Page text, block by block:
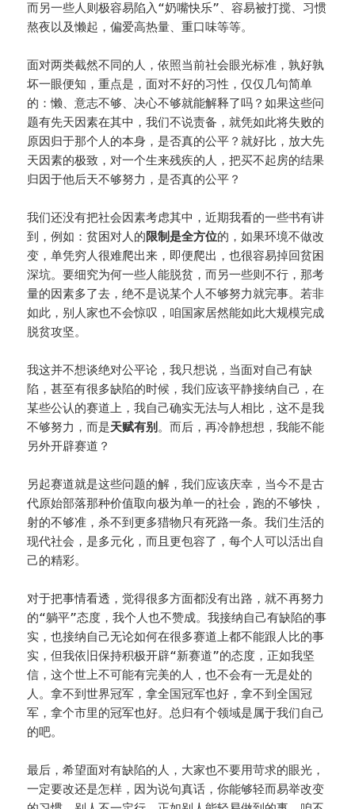
而另一些人则极容易陷入“奶嘴快乐”、容易被打搅、习惯
熬夜以及懒起，偏爱高热量、重口味等等。
面对两类截然不同的人，依照当前社会眼光标准，孰好孰
坏一眼便知，重点是，面对不好的习性，仅仅几句简单
的：懒、意志不够、决心不够就能解释了吗？如果这些问
题有先天因素在其中，我们不说责备，就凭如此将失败的
原因归于那个人的本身，是否真的公平？就好比，放大先
天因素的极致，对一个生来残疾的人，把买不起房的结果
归因于他后天不够努力，是否真的公平？
我们还没有把社会因素考虑其中，近期我看的一些书有讲
到，例如：贫困对人的限制是全方位的，如果环境不做改
变，单凭穷人很难爬出来，即便爬出，也很容易掉回贫困
深坑。要细究为何一些人能脱贫，而另一些则不行，那考
量的因素多了去，绝不是说某个人不够努力就完事。若非
如此，别人家也不会惊叹，咱国家居然能如此大规模完成
脱贫攻坚。
我这并不想谈绝对公平论，我只想说，当面对自己有缺
陷，甚至有很多缺陷的时候，我们应该平静接纳自己，在
某些公认的赛道上，我自己确实无法与人相比，这不是我
不够努力，而是天赋有别 。而后，再冷静想想，我能不能
另外开辟赛道？
另起赛道就是这些问题的解，我们应该庆幸，当今不是古
代原始部落那种价值取向极为单一的社会，跑的不够快，
射的不够准，杀不到更多猎物只有死路一条。我们生活的
现代社会，是多元化，而且更包容了，每个人可以活出自
己的精彩。
对于把事情看透，觉得很多方面都没有出路，就不再努力
的“躺平”态度，我个人也不赞成。我接纳自己有缺陷的事
实，也接纳自己无论如何在很多赛道上都不能跟人比的事
实，但我依旧保持积极开辟“新赛道”的态度，正如我坚
信，这个世上不可能有完美的人，也不会有一无是处的
人。拿不到世界冠军，拿全国冠军也好，拿不到全国冠
军，拿个市里的冠军也好。总归有个领域是属于我们自己
的吧。
最后，希望面对有缺陷的人，大家也不要用苛求的眼光，
一定要改还是怎样，因为说句真话，你能够轻而易举改变